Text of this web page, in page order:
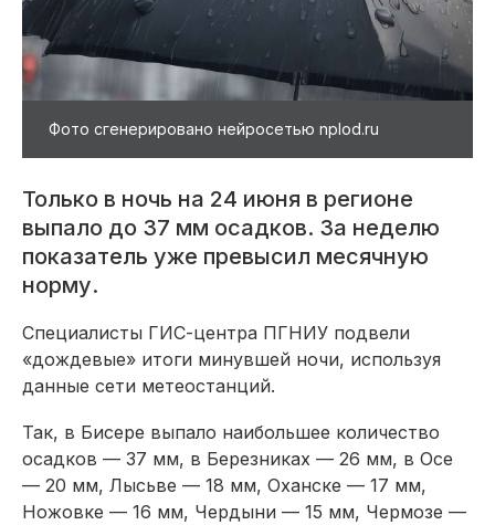
Фото сгенерировано нейросетью nplod.ru
Только в ночь на 24 июня в регионе
выпало до 37 мм осадков. За неделю
показатель уже превысил месячную
норму.
Специалисты ГИС-центра ПГНИУ подвели
«дождевые» итоги минувшей ночи, используя
данные сети метеостанций.
Так, в Бисере выпало наибольшее количество
осадков — 37 мм, в Березниках — 26 мм, в Осе
— 20 мм, Лысьве — 18 мм, Оханске — 17 мм,
Ножовке — 16 мм, Чердыни — 15 мм, Чермозе —